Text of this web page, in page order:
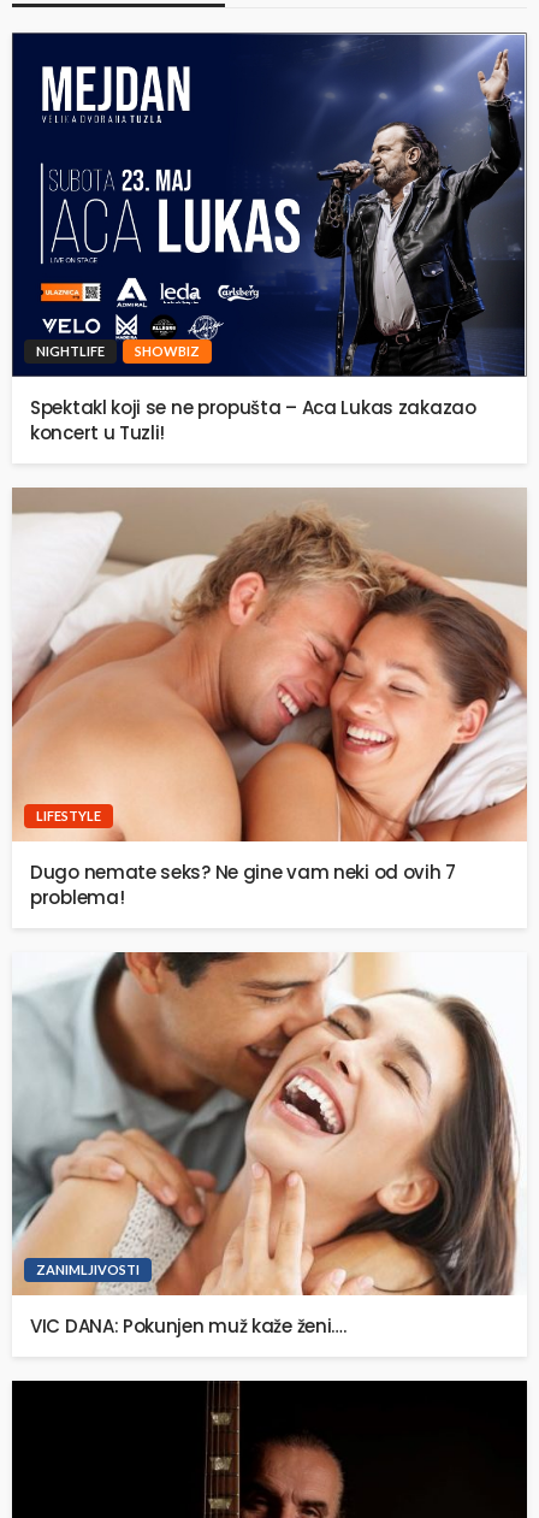
NIGHTLIFE SHOWBIZ
Spektakl koji se ne propušta – Aca Lukas zakazao
koncert u Tuzli!
LIFESTYLE
Dugo nemate seks? Ne gine vam neki od ovih 7
problema!
ZANIMLJIVOSTI
VIC DANA: Pokunjen muž kaže ženi….